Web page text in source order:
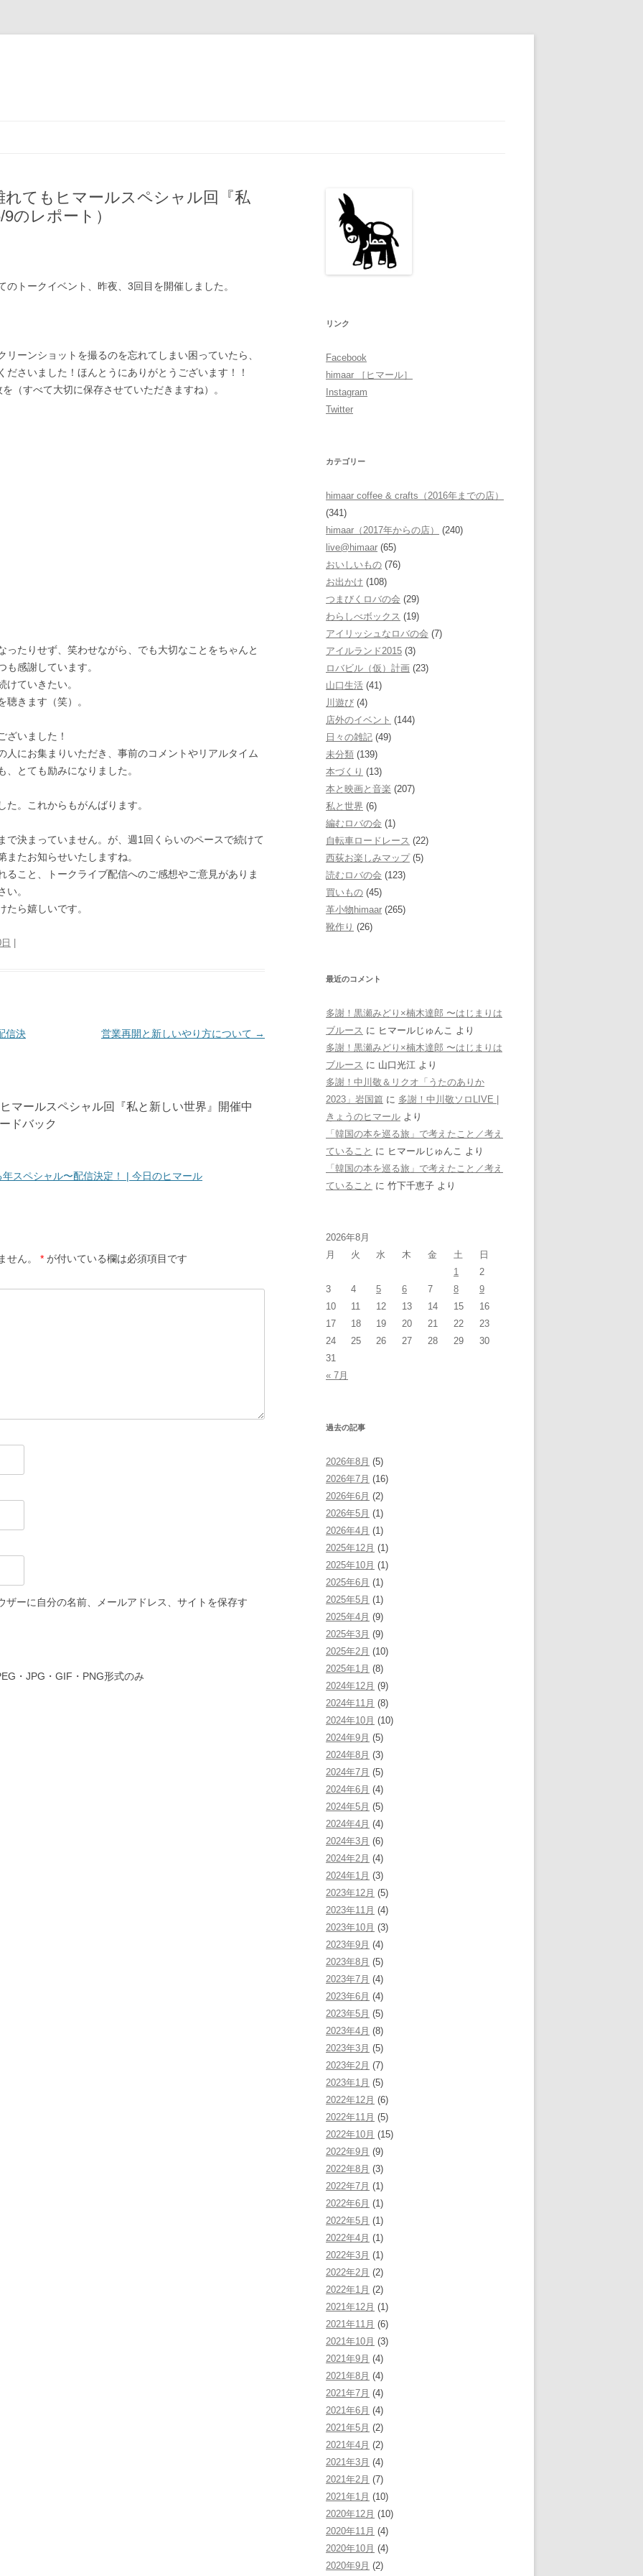
キ
ッ
れてもヒマールスペシャル回『私
のレポート）
トークイベント、昨夜、3回目を開催しました。
ーンショットを撮るのを忘れてしまい困っていたら、
さいました！ほんとうにありがとうございます！！
（すべて大切に保存させていただきますね）。
たりせず、笑わせながら、でも大切なことをちゃんと
感謝しています。
ていきたい。
きます（笑）。
ざいました！
人にお集まりいただき、事前のコメントやリアルタイム
とても励みになりました。
。これからもがんばります。
で決まっていません。が、週1回くらいのペースで続けて
たお知らせいたしますね。
こと、トークライブ配信へのご感想やご意見がありま
。
ら嬉しいです。
信決 営業再開と新しいやり方について →
マールスペシャル回『私と新しい世界』開催中
ドバック
スペシャル〜配信決定！ | 今日のヒマール
ん。 * が付いている欄は必須項目です
ザーに自分の名前、メールアドレス、サイトを保存す
・JPG・GIF・PNG形式のみ
リンク
Facebook
himaar ［ヒマール］
Instagram
Twitter
カテゴリー
himaar coffee & crafts（2016年までの店）
(341)
himaar（2017年からの店）
(240)
live@himaar (65)
おいしいもの (76)
お出かけ (108)
つまびくロバの会 (29)
わらしべボックス (19)
アイリッシュなロバの会 (7)
アイルランド2015 (3)
ロバビル（仮）計画 (23)
山口生活 (41)
川遊び (4)
店外のイベント (144)
日々の雑記 (49)
未分類 (139)
本づくり (13)
本と映画と音楽 (207)
私と世界 (6)
編むロバの会 (1)
自転車ロードレース (22)
西荻お楽しみマップ(5)
読むロバの会 (123)
買いもの (45)
革小物himaar (265)
靴作り (26)
最近のコメント
多謝！黒瀬みどり×楠木達郎 〜はじまりは
ブルース に ヒマールじゅんこ より
多謝！黒瀬みどり×楠木達郎 〜はじまりは
ブルース に 山口光江 より
多謝！中川敬＆リクオ「うたのありか
2023」岩国篇 に 多謝！中川敬ソロLIVE |
きょうのヒマール より
「韓国の本を巡る旅」で考えたこと／考え
ていること に ヒマールじゅんこ より
「韓国の本を巡る旅」で考えたこと／考え
ていること に 竹下千恵子 より
2026年8月
月
火 水 木 金 土
日
1
2
3
4 5 6 7 8
9
10
11 12 13 14 15
16
17
18 19 20 21 22
23
24
25 26 27 28 29
30
31
« 7月
過去の記事
2026年8月 (5)
2026年7月 (16)
2026年6月 (2)
2026年5月 (1)
2026年4月 (1)
2025年12月 (1)
2025年10月 (1)
2025年6月 (1)
2025年5月 (1)
2025年4月 (9)
2025年3月 (9)
2025年2月 (10)
2025年1月 (8)
2024年12月 (9)
2024年11月 (8)
2024年10月 (10)
2024年9月 (5)
2024年8月 (3)
2024年7月 (5)
2024年6月 (4)
2024年5月 (5)
2024年4月 (4)
2024年3月 (6)
2024年2月 (4)
2024年1月 (3)
2023年12月 (5)
2023年11月 (4)
2023年10月 (3)
2023年9月 (4)
2023年8月 (5)
2023年7月 (4)
2023年6月 (4)
2023年5月 (5)
2023年4月 (8)
2023年3月 (5)
2023年2月 (7)
2023年1月 (5)
2022年12月 (6)
2022年11月 (5)
2022年10月 (15)
2022年9月 (9)
2022年8月 (3)
2022年7月 (1)
2022年6月 (1)
2022年5月 (1)
2022年4月 (1)
2022年3月 (1)
2022年2月 (2)
2022年1月 (2)
2021年12月 (1)
2021年11月 (6)
2021年10月 (3)
2021年9月 (4)
2021年8月 (4)
2021年7月 (4)
2021年6月 (4)
2021年5月 (2)
2021年4月 (2)
2021年3月 (4)
2021年2月 (7)
2021年1月 (10)
2020年12月 (10)
2020年11月 (4)
2020年10月 (4)
2020年9月 (2)